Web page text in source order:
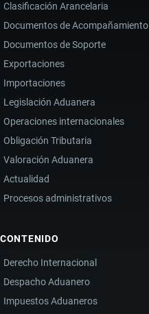
Clasificación Arancelaria
Documentos de Acompañamiento
Documentos de Soporte
Exportaciones
Importaciones
Legislación Aduanera
Operaciones internacionales
Obligación Tributaria
Valoración Aduanera
Actualidad
Procesos administrativos
CONTENIDO
Derecho Internacional
Despacho Aduanero
Impuestos Aduaneros